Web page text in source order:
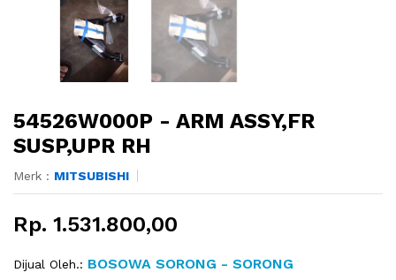
54526W000P - ARM ASSY,FR
SUSP,UPR RH
Merk : MITSUBISHI
Rp. 1.531.800,00
Dijual Oleh.: BOSOWA SORONG - SORONG